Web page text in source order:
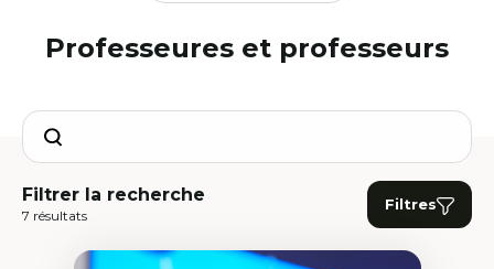
Professeures et professeurs
Search
Filtrer la recherche
7 résultats
Filtres